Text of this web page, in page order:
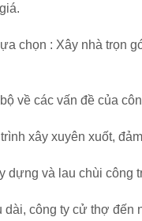
chọn : Xây nhà trọn
về các vấn đề của
xây xuyên xuốt,
dựng và lau chùi công
công ty cử thợ